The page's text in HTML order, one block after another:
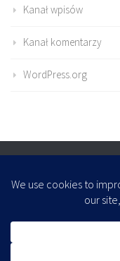
Kanał wpisów
Kanał komentarzy
WordPress.org